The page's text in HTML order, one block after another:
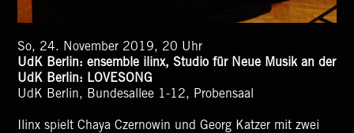
So, 24. November 2019, 20 Uhr
UdK Berlin: ensemble ilinx, Studio für Neue Musik an der
UdK Berlin: LOVESONG
UdK Berlin, Bundesallee 1-12, Probensaal
Ilinx spielt Chaya Czernowin und Georg Katzer mit zwei